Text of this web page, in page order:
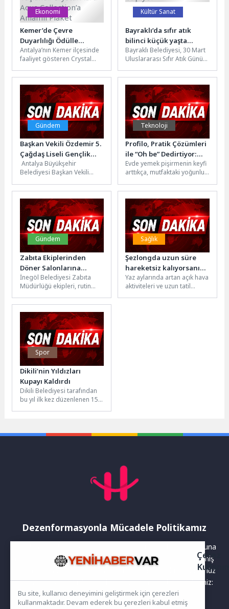
Ekonomi
Kemer’de Çevre
Duyarlılığı Ödülle
Taçlandı: Crystal Aura
Aqua Collection’a
Anlamlı Plaket
Antalya’nın Kemer ilçesinde
faaliyet gösteren Crystal
çevreye duyarlı yaklaşımı ve
sürdürülebilirlik odaklı...
Kültür Sanat
Bayraklı’da sıfır atık
bilinci küçük yaşta
başlıyor
Bayraklı Belediyesi, 30 Mart
Uluslararası Sıfır Atık Günü
öğrencilerine yönelik
düzenlediği “İklim
Değişikliği...
Gündem
Başkan Vekili Özdemir 5.
Çağdaş Liseli Gençlik
Kampını ziyaret etti
Antalya Büyükşehir
Belediyesi Başkan Vekili
Yaşamı Destekleme Derneği
(ÇYDD) Genel Başkanı Prof....
Teknoloji
Profilo, Pratik Çözümleri
ile “Oh be” Dedirtiyor:
Çıkarılabilir Düğme ile
Ocakta Zahmetsiz
Temizlik
Evde yemek pişirmenin keyfi
arttıkça, mutfaktaki yoğunluk
Taşan yemekler, kirlenen
ocaklar ve...
Gündem
Zabıta Ekiplerinden
Döner Salonlarına
Denetim
İnegöl Belediyesi Zabıta
Müdürlüğü ekipleri, rutin
kapsamında döner
salonlarını mercek altına
aldı. 97...
Sağlık
Şezlongda uzun süre
hareketsiz kalıyorsanız,
dikkat!
Yaz aylarında artan açık hava
aktiviteleri ve uzun tatil
Spor
Dikili’nin Yıldızları
Kupayı Kaldırdı
Dikili Belediyesi tarafından
bu yıl ilk kez düzenlenen 15
Dezenformasyonla Mücadele Politikamız
Yayınlanan haberler doğruluk ilkesi gözetilerek hazırlanır. Buna
rağmen bazı içeriklerde eksik, hatalı veya güncelliğini yitirmiş
bilgiler bulunabilir.Yanlış veya yanıltıcı olduğunu düşündüğünüz
haberleri aşağıdaki iletişim kanallarından bize bildirebilirsiniz:
Çerez
Bu site, kullanıcı deneyimini geliştirmek için çerezleri
kullanmaktadır. Devam ederek bu çerezleri kabul etmiş